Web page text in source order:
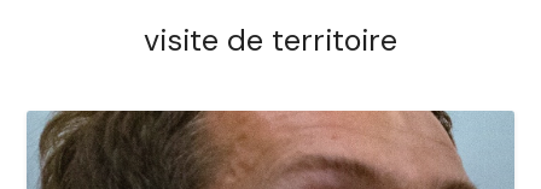
visite de territoire